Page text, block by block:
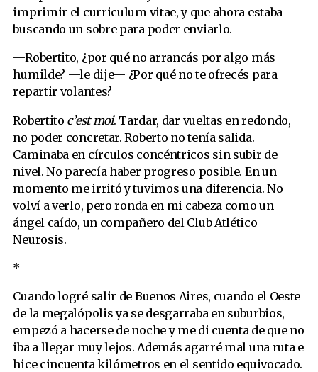
imprimir el curriculum vitae, y que ahora estaba
buscando un sobre para poder enviarlo.
—Robertito, ¿por qué no arrancás por algo más
humilde? —le dije— ¿Por qué no te ofrecés para
repartir volantes?
Robertito c’est moi. Tardar, dar vueltas en redondo,
no poder concretar. Roberto no tenía salida.
Caminaba en círculos concéntricos sin subir de
nivel. No parecía haber progreso posible. En un
momento me irritó y tuvimos una diferencia. No
volví a verlo, pero ronda en mi cabeza como un
ángel caído, un compañero del Club Atlético
Neurosis.
*
Cuando logré salir de Buenos Aires, cuando el Oeste
de la megalópolis ya se desgarraba en suburbios,
empezó a hacerse de noche y me di cuenta de que no
iba a llegar muy lejos. Además agarré mal una ruta e
hice cincuenta kilómetros en el sentido equivocado.